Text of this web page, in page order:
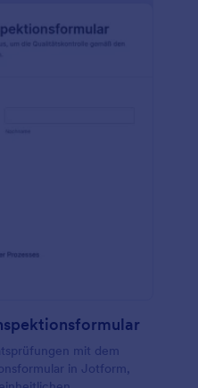
mit dem
in Jotform,